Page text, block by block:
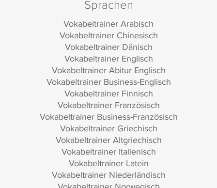
Sprachen
Vokabeltrainer Arabisch
Vokabeltrainer Chinesisch
Vokabeltrainer Dänisch
Vokabeltrainer Englisch
Vokabeltrainer Abitur Englisch
Vokabeltrainer Business-Englisch
Vokabeltrainer Finnisch
Vokabeltrainer Französisch
Vokabeltrainer Business-Französisch
Vokabeltrainer Griechisch
Vokabeltrainer Altgriechisch
Vokabeltrainer Italienisch
Vokabeltrainer Latein
Vokabeltrainer Niederländisch